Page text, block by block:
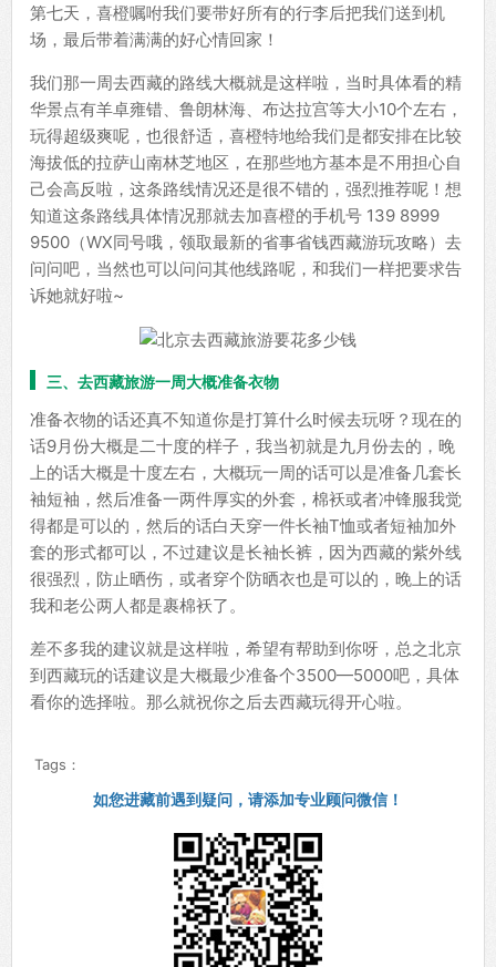
第七天，喜橙嘱咐我们要带好所有的行李后把我们送到机
场，最后带着满满的好心情回家！
我们那一周去西藏的路线大概就是这样啦，当时具体看的精
华景点有羊卓雍错、鲁朗林海、布达拉宫等大小10个左右，
玩得超级爽呢，也很舒适，喜橙特地给我们是都安排在比较
海拔低的拉萨山南林芝地区，在那些地方基本是不用担心自
己会高反啦，这条路线情况还是很不错的，强烈推荐呢！想
知道这条路线具体情况那就去加喜橙的手机号 139 8999
9500（WX同号哦，领取最新的省事省钱西藏游玩攻略）去
问问吧，当然也可以问问其他线路呢，和我们一样把要求告
诉她就好啦~
三、去西藏旅游一周大概准备衣物
准备衣物的话还真不知道你是打算什么时候去玩呀？现在的
话9月份大概是二十度的样子，我当初就是九月份去的，晚
上的话大概是十度左右，大概玩一周的话可以是准备几套长
袖短袖，然后准备一两件厚实的外套，棉袄或者冲锋服我觉
得都是可以的，然后的话白天穿一件长袖T恤或者短袖加外
套的形式都可以，不过建议是长袖长裤，因为西藏的紫外线
很强烈，防止晒伤，或者穿个防晒衣也是可以的，晚上的话
我和老公两人都是裹棉袄了。
差不多我的建议就是这样啦，希望有帮助到你呀，总之北京
到西藏玩的话建议是大概最少准备个3500—5000吧，具体
看你的选择啦。那么就祝你之后去西藏玩得开心啦。
Tags：
如您进藏前遇到疑问，请添加专业顾问微信！